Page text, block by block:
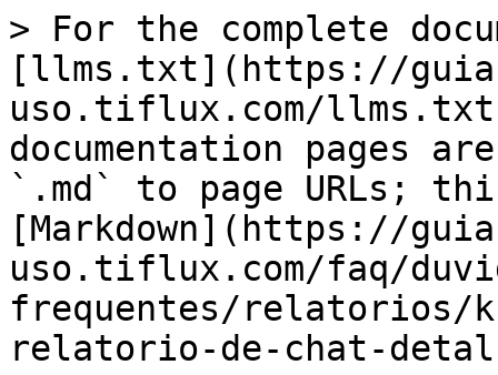
> For the complete
[llms.txt](https://
uso.tiflux.com/
documentation pages
`.md` to page URLs;
[Markdown](https://
uso.tiflux.com/faq/
frequentes/relatorios/
relatorio-de-chat-